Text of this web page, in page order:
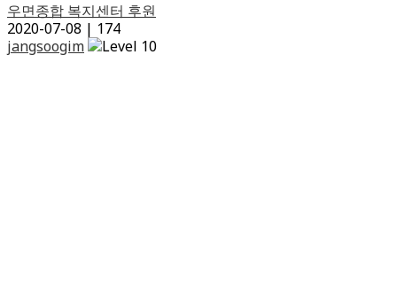
우면종합 복지센터 후원
2020-07-08 | 174
jangsoogim